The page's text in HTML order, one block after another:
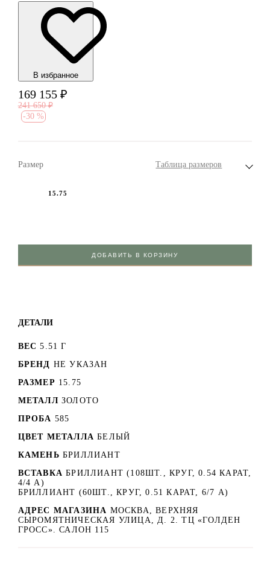
В избранноe
169 155 ₽
241 650 ₽
-30 %
Размер Таблица размеров
15.75
ДОБАВИТЬ В КОРЗИНУ
ДЕТАЛИ
ВЕС 5.51 Г
БРЕНД НЕ УКАЗАН
РАЗМЕР 15.75
МЕТАЛЛ ЗОЛОТО
ПРОБА 585
ЦВЕТ МЕТАЛЛА БЕЛЫЙ
КАМЕНЬ БРИЛЛИАНТ
ВСТАВКА БРИЛЛИАНТ (108ШТ., КРУГ, 0.54 КАРАТ,
4/4 А)
БРИЛЛИАНТ (60ШТ., КРУГ, 0.51 КАРАТ, 6/7 A)
АДРЕС МАГАЗИНА МОСКВА, ВЕРХНЯЯ
СЫРОМЯТНИЧЕСКАЯ УЛИЦА, Д. 2. ТЦ «ГОЛДЕН
ГРОСС». САЛОН 115